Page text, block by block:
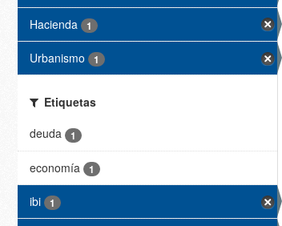
Hacienda 1
Urbanismo 1
Etiquetas
deuda
1
economía 1
ibi 1